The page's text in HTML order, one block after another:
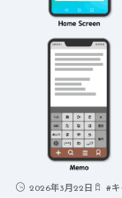
2026年3月22日 #キ